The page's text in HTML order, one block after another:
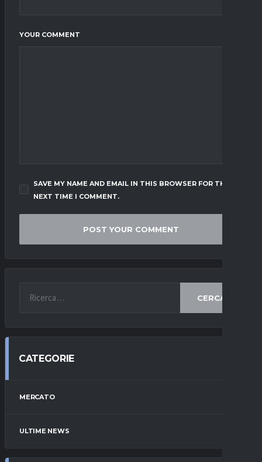
YOUR COMMENT
SAVE MY NAME AND EMAIL IN THIS BROWSER FOR THE
NEXT TIME I COMMENT.
CERCA
CATEGORIE
MERCATO
ULTIME NEWS